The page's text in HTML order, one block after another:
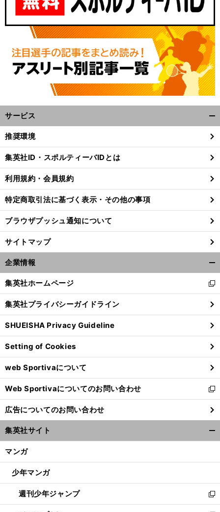
、
デ
地
』
笑
サービス
閉
る
推奨環境
集英社ID・スポルティーバIDとは
利用規約・会員規約
特定商取引法に基づく表示・その他の事項
ブラウザプッシュ通知について
サイトマップ
企業情報
閉
る
集英社ホームページ
新
し
い
ウ
ィ
ン
ド
ウ
で
開
く
集英社プライバシーガイドライン
SHUEISHA Privacy Guideline
Setting of Cookies
web Sportivaについて
Web Sportivaについてのお問い合わせ
新
し
い
ウ
ィ
ン
ウ
開
く
広告についてのお問い合わせ
集英社サイト
マンガ
少年マンガ
週刊少年ジャンプ
新
し